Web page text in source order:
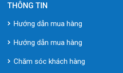
THÔNG TIN
Hướng dẫn mua hàng
Hướng dẫn mua hàng
Chăm sóc khách hàng